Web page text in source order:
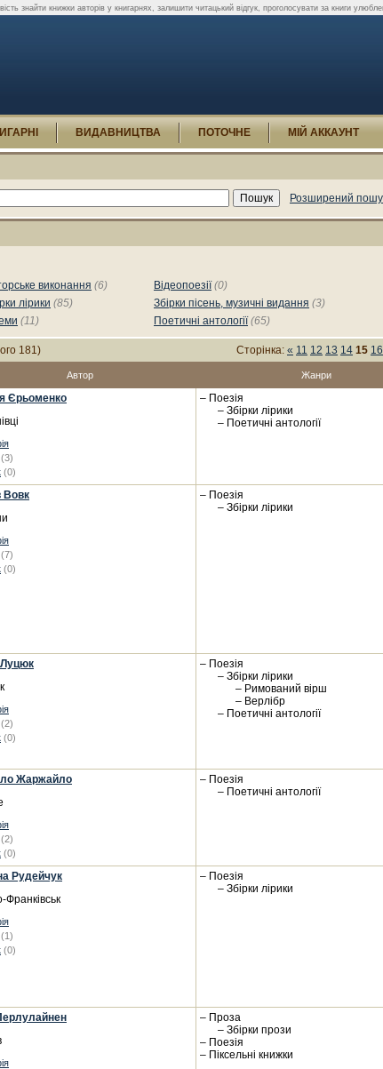
знайти книжки авторів у книгарнях, залишити читацький відгук, проголосувати за книги
ВИДАВНИЦТВА ПОТОЧНЕ МІЙ АККАУНТ
Розширений
виконання (6) Відеопоезії (0)
лірики (85) Збірки пісень, музичні видання (3)
(11) Поетичні антології (65)
181) Сторінка: « 11 12 13 14 15 16
Автор Жанри
Єрьоменко
(3)
(0)
– Поезія
– Збірки лірики
– Поетичні антології
Вовк
(7)
(0)
– Поезія
– Збірки лірики
Луцюк
(2)
(0)
– Поезія
– Збірки лірики
– Римований вірш
– Верлібр
– Поетичні антології
Жаржайло
(2)
(0)
– Поезія
– Поетичні антології
Рудейчук
Франківськ
(1)
(0)
– Поезія
– Збірки лірики
– Проза
– Збірки прози
– Поезія
– Піксельні книжки